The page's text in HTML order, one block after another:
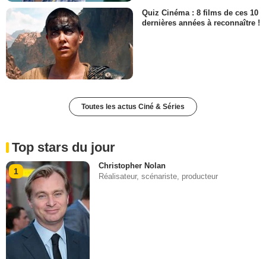
Quiz Cinéma : 8 films de ces 10
dernières années à reconnaître !
Toutes les actus Ciné & Séries
Top stars du jour
1
Christopher Nolan
Réalisateur, scénariste, producteur